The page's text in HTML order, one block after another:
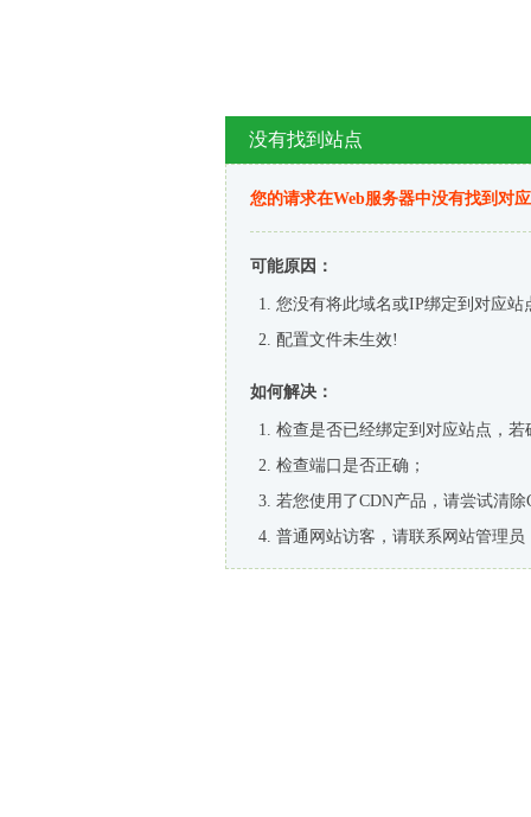
没有找到站点
您的请求在Web服务器中没有找到对
可能原因：
您没有将此域名或IP绑定到对应站
配置文件未生效!
如何解决：
检查是否已经绑定到对应站点，
检查端口是否正确；
若您使用了CDN产品，请尝试清除
普通网站访客，请联系网站管理员